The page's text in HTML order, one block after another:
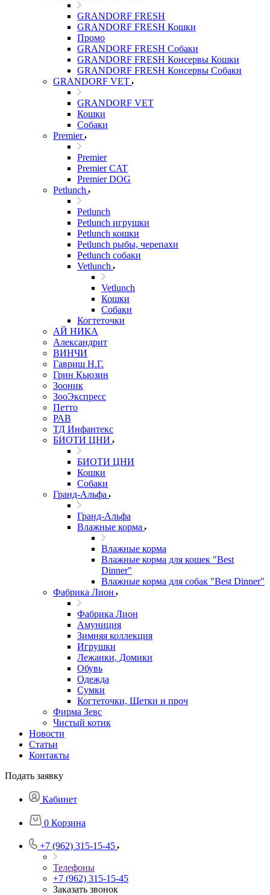
GRANDORF FRESH
GRANDORF FRESH Кошки
Промо
GRANDORF FRESH Собаки
GRANDORF FRESH Консервы Кошки
GRANDORF FRESH Консервы Собаки
GRANDORF VET
GRANDORF VET
Кошки
Собаки
Premier
Premier
Premier CAT
Premier DOG
Petlunch
Petlunch
Petlunch игрушки
Petlunch кошки
Petlunch рыбы, черепахи
Petlunch собаки
Vetlunch
Vetlunch
Кошки
Собаки
Когтеточки
АЙ НИКА
Александрит
ВИНЧИ
Гавриш Н.Г.
Грин Кьюзин
Зооник
ЗооЭкспресс
Петто
РАВ
ТД Инфантекс
БИОТИ ЦНИ
БИОТИ ЦНИ
Кошки
Собаки
Гранд-Альфа
Гранд-Альфа
Влажные корма
Влажные корма
Влажные корма для кошек "Best
Dinner"
Влажные корма для собак "Best Dinner"
Фабрика Лион
Фабрика Лион
Амуниция
Зимняя коллекция
Игрушки
Лежанки, Домики
Обувь
Одежда
Сумки
Когтеточки, Щетки и проч
Фирма Зевс
Чистый котик
Новости
Статьи
Контакты
Подать заявку
Кабинет
0 Корзина
+7 (962) 315-15-45
Телефоны
+7 (962) 315-15-45
Заказать звонок